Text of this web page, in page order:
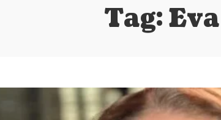
Tag: